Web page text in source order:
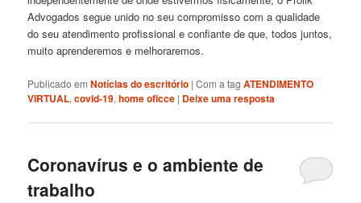
Advogados segue unido no seu compromisso com a qualidade
do seu atendimento profissional e confiante de que, todos juntos,
muito aprenderemos e melhoraremos.
Publicado em Notícias do escritório |Com a tagATENDIMENTO
VIRTUAL,covid-19,home oficce | Deixe uma resposta
Coronavírus e o ambiente de
trabalho